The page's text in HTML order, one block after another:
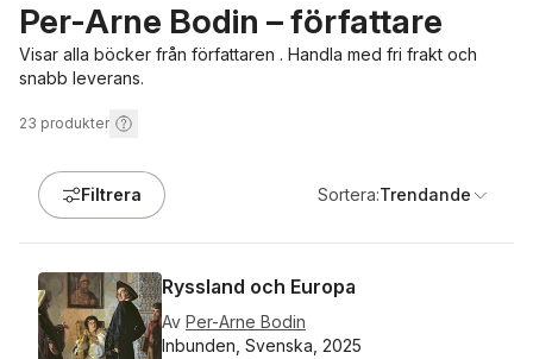
Per-Arne Bodin – författare
Visar alla böcker från författaren . Handla med fri frakt och
snabb leverans.
23 produkter
Filtrera Sortera:Trendande
Ryssland och Europa
Av Per-Arne Bodin
Inbunden, Svenska, 2025